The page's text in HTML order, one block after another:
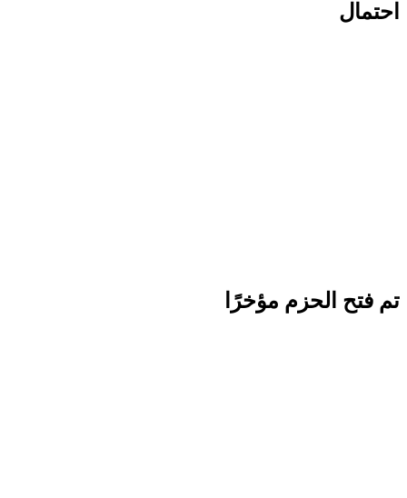
احتمال
تم فتح الحزم مؤخرًا